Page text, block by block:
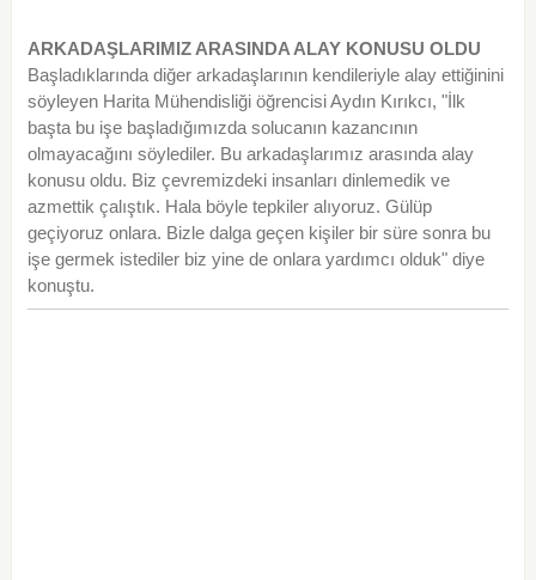
ARKADAŞLARIMIZ ARASINDA ALAY KONUSU OLDU
Başladıklarında diğer arkadaşlarının kendileriyle alay ettiğinini
söyleyen Harita Mühendisliği öğrencisi Aydın Kırıkcı, "İlk
başta bu işe başladığımızda solucanın kazancının
olmayacağını söylediler. Bu arkadaşlarımız arasında alay
konusu oldu. Biz çevremizdeki insanları dinlemedik ve
azmettik çalıştık. Hala böyle tepkiler alıyoruz. Gülüp
geçiyoruz onlara. Bizle dalga geçen kişiler bir süre sonra bu
işe germek istediler biz yine de onlara yardımcı olduk" diye
konuştu.